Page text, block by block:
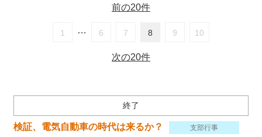
前の20件
1 … 6 7 8 9 10
次の20件
終了
検証、電気自動車の時代は来るか？ 支部行事